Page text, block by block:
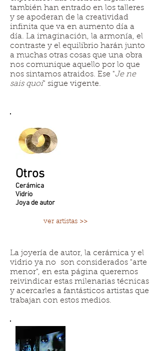
también han entrado en los talleres
y se apoderan de la creatividad
infinita que va en aumento día a
día. La imaginación, la armonía, el
contraste y el equilibrio harán junto
a muchas otras cosas que una obra
nos comunique aquello por lo que
nos sintamos atraidos. Ese "Je ne
sais quoi" sigue vigente.
Otros
Cerámica
Vidrio
Joya de autor
ver artistas >>
La joyería de autor, la cerámica y el
vidrio ya no son considerados "arte
menor", en esta página queremos
reivindicar estas milenarias técnicas
y acercarles a fantásticos artistas que
trabajan con estos medios.